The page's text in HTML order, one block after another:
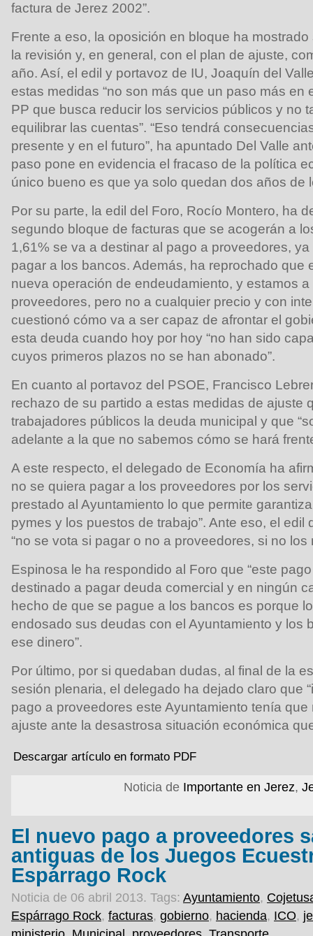
factura de Jerez 2002”.
Frente a eso, la oposición en bloque ha
la revisión y, en general, con el plan de ajuste,
año. Así, el edil y portavoz de IU, Joaquín del
estas medidas “no son más que un paso más en
PP que busca reducir los servicios públicos y no
equilibrar las cuentas”. “Eso tendrá
presente y en el futuro”, ha apuntado Del Valle
paso pone en evidencia el fracaso de la política
único bueno es que ya solo quedan dos años de
Por su parte, la edil del Foro, Rocío Montero, ha
segundo bloque de facturas que se acogerán a
1,61% se va a destinar al pago a proveedores,
pagar a los bancos. Además, ha reprochado que
nueva operación de endeudamiento, y estamos
proveedores, pero no a cualquier precio y con
cuestionó cómo va a ser capaz de afrontar el
esta deuda cuando hoy por hoy “no han sido
cuyos primeros plazos no se han abonado”.
En cuanto al portavoz del PSOE, Francisco
rechazo de su partido a estas medidas de ajuste
trabajadores públicos la deuda municipal y que
adelante a la que no sabemos cómo se hará
A este respecto, el delegado de Economía ha
no se quiera pagar a los proveedores por los
prestado al Ayuntamiento lo que permite
pymes y los puestos de trabajo”. Ante eso, el edil
“no se vota si pagar o no a proveedores, si no los
Espinosa le ha respondido al Foro que “este
destinado a pagar deuda comercial y en ningún
hecho de que se pague a los bancos es porque
endosado sus deudas con el Ayuntamiento y los
ese dinero”.
Por último, por si quedaban dudas, al final de la
sesión plenaria, el delegado ha dejado claro que
pago a proveedores este Ayuntamiento tenía que
ajuste ante la desastrosa situación económica
Descargar artículo en formato PDF
Noticia de Importante en Jerez,
El nuevo pago a proveedores
antiguas de los Juegos
Espárrago Rock
Noticia de 06 abril 2013. Tags: Ayuntamiento,
Espárrago Rock, facturas, gobierno, hacienda, ICO,